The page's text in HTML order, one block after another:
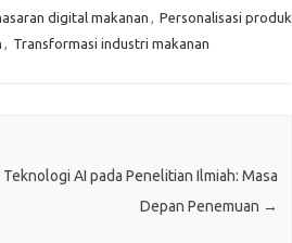
digital makanan , Personalisasi produk
, Transformasi industri makanan
Teknologi AI pada Penelitian Ilmiah: Masa
Depan Penemuan →